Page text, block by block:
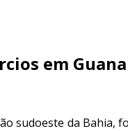
em
sudoeste da